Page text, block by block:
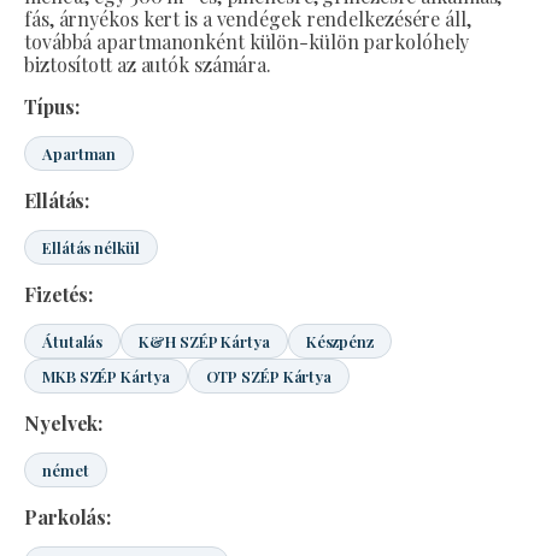
fás, árnyékos kert is a vendégek rendelkezésére áll,
továbbá apartmanonként külön-külön parkolóhely
biztosított az autók számára.
Típus:
Apartman
Ellátás:
Ellátás nélkül
Fizetés:
Átutalás K&H SZÉP Kártya
Készpénz
MKB SZÉP Kártya
OTP SZÉP Kártya
Nyelvek:
német
Parkolás: